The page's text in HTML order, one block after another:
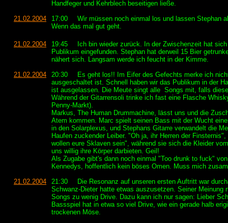
Handfeger und Kehrblech beseitigen ließe.
21.02.2004
17:00
Wir müssen noch einmal los und lassen Stephan
Wenn das mal gut geht.
21.02.2004 19:45
Ich bin wieder zurück. In der Zwischenzeit hat
Publikum eingefunden. Stephan hat derweil 15 Bier
nähert sich. Langsam werde ich feucht in der Kimme.
21.02.2004
20:30
Es geht los!! Im Eifer des Gefechts merke ich
ausgeschaltet ist. Schnell haben wir das Publikum in der
ist ausgelassen. Die Meute singt alle Songs mit, falls
Während der Gitarrensoli trinke ich fast eine Flasche
Penny-Markt).
Markus, The Human Drummachine, lässt uns und die
Atem kommen. Marc spielt seinen Bass mit der Wucht
in den Solarplexus, und Stephans Gitarre verwandelt die
Haufen zuckender Leiber. "Oh ja, ihr Herren der
wollen eure Sklaven sein", während sie sich die Kleider
uns willig ihre Körper darbieten. Geil!
Als Zugabe gibt's dann noch einmal "Too drunk to fuck"
Kennedys, hoffentlich kein böses Omen. Muss mich
21.02.2004
21:30
Die Resonanz auf unseren ersten Auftritt war
Schwanz-Dieter hatte etwas auszusetzen. Seiner Meinung
Songs zu wenig Drive. Dazu kann ich nur sagen: Lieber
Bassspiel hat in etwa so viel Drive, wie ein gerade halb
trockenen Möse.